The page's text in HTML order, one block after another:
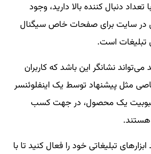
دنبال کننده بالا دارید، وجود
در سایت برای صفحات خاص سیگنال
تبلیغات است.
می‌تواند نشانگر این باشد که کاربران
مثل پیشنهاد توسط یک اینفلوئنسر
یک محصول، در جهت کسب
هستند.
ابزارهای تبلیغاتی خود را فعال کنید تا با